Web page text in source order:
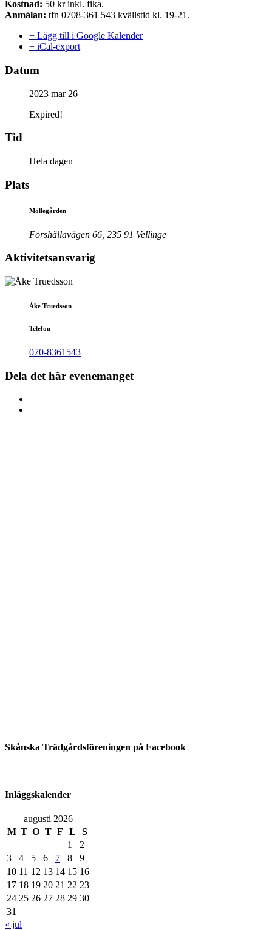
Kostnad: 50 kr inkl. fika.
Anmälan: tfn 0708-361 543 kvällstid kl. 19-21.
+ Lägg till i Google Kalender
+ iCal-export
Datum
2023 mar 26
Expired!
Tid
Hela dagen
Plats
Möllegården
Forshällavägen 66, 235 91 Vellinge
Aktivitetsansvarig
Åke Truedsson
Telefon
070-8361543
Dela det här evenemanget
Skånska Trädgårdsföreningen på Facebook
Inläggskalender
augusti 2026
M T O T F L
S
1
2
3
4 5 6 7 8
9
10 11 12 13 14 15 16
17 18 19 20 21 22 23
24 25 26 27 28 29 30
31
« jul